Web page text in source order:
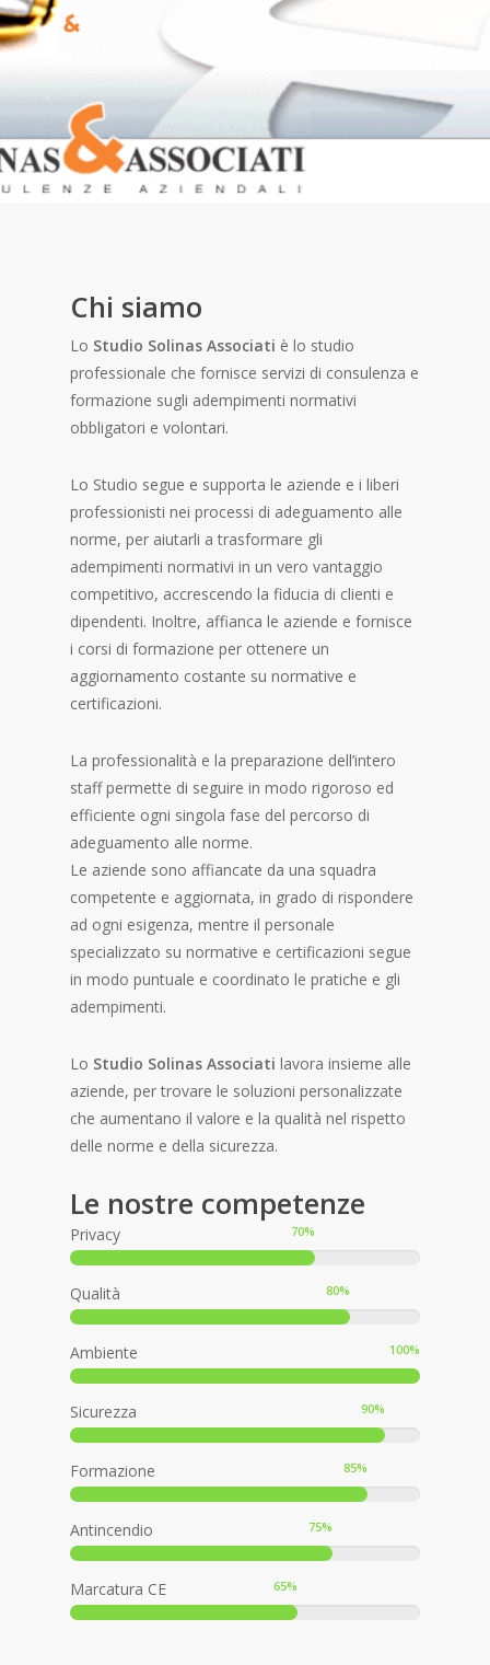
Skip
to
content
Chi siamo
Lo Studio Solinas Associati è lo studio
professionale che fornisce servizi di consulenza e
formazione sugli adempimenti normativi
obbligatori e volontari.
Lo Studio segue e supporta le aziende e i liberi
professionisti nei processi di adeguamento alle
norme, per aiutarli a trasformare gli
adempimenti normativi in un vero vantaggio
competitivo, accrescendo la fiducia di clienti e
dipendenti. Inoltre, affianca le aziende e fornisce
i corsi di formazione per ottenere un
aggiornamento costante su normative e
certificazioni.
La professionalità e la preparazione dell’intero
staff permette di seguire in modo rigoroso ed
efficiente ogni singola fase del percorso di
adeguamento alle norme.
Le aziende sono affiancate da una squadra
competente e aggiornata, in grado di rispondere
ad ogni esigenza, mentre il personale
specializzato su normative e certificazioni segue
in modo puntuale e coordinato le pratiche e gli
adempimenti.
Lo Studio Solinas Associati lavora insieme alle
aziende, per trovare le soluzioni personalizzate
che aumentano il valore e la qualità nel rispetto
delle norme e della sicurezza.
Le nostre competenze
Privacy 70%
Qualità 80%
Ambiente 100%
Sicurezza 90%
Formazione 85%
Antincendio 75%
Marcatura CE 65%